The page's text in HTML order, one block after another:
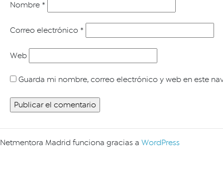
Nombre *
Correo electrónico *
Web
Guarda mi nombre, correo electrónico y web en este
Netmentora Madrid funciona gracias a WordPress